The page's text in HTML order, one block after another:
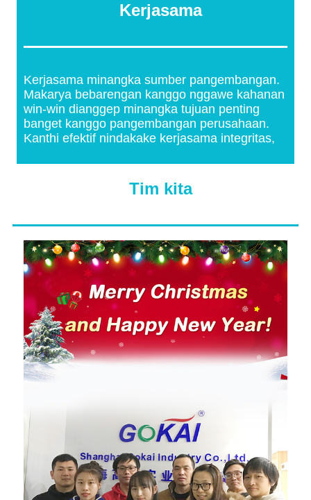
Kerjasama
Kerjasama minangka sumber pangembangan.
Makarya bebarengan kanggo nggawe kahanan
win-win dianggep minangka tujuan penting
banget kanggo pangembangan perusahaan.
Kanthi efektif nindakake kerjasama integritas,
Tim kita